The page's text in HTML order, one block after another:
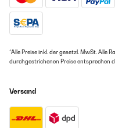
*Alle Preise inkl. der gesetzl. MwSt. Alle
durchgestrichenen Preise entsprechen
Versand